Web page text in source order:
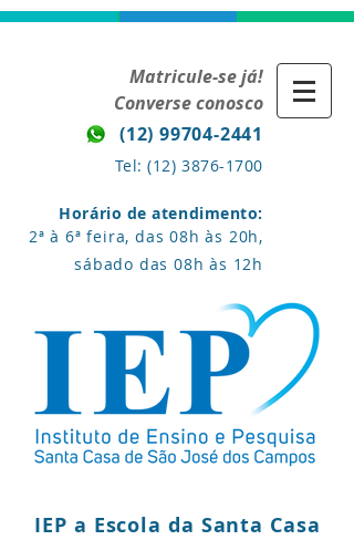
Matricule-se já!
Converse conosco
(12) 99704-2441
Tel:(12) 3876-1700
Horário de atendimento:
2ª à 6ª feira, das 08h às 20h,
sábado das 08h às 12h
IEP a Escola da Santa Casa